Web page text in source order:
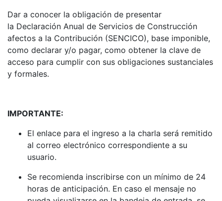
Dar a conocer la obligación de presentar
la Declaración Anual de Servicios de Construcción
afectos a la Contribución (SENCICO), base imponible,
como declarar y/o pagar, como obtener la clave de
acceso para cumplir con sus obligaciones sustanciales
y formales.
IMPORTANTE:
El enlace para el ingreso a la charla será remitido
al correo electrónico correspondiente a su
usuario.
Se recomienda inscribirse con un mínimo de 24
horas de anticipación. En caso el mensaje no